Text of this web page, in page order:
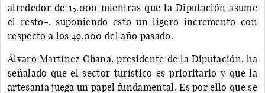
alrededor de 15.000 mientras que la Diputación asume
el resto-, suponiendo esto un ligero incremento con
respecto a los 49.000 del año pasado.
Álvaro Martínez Chana, presidente de la Diputación, ha
señalado que el sector turístico es prioritario y que la
artesanía juega un papel fundamental. Es por ello que se